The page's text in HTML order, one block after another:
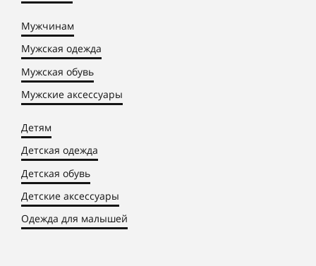
Мужчинам
Мужская одежда
Мужская обувь
Мужские аксессуары
Детям
Детская одежда
Детская обувь
Детские аксессуары
Одежда для малышей